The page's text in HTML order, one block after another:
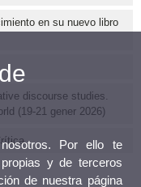
en su nuevo libro
discourse studies.
(19-21 gener 2026)
Por ello te
y de terceros
de nuestra página